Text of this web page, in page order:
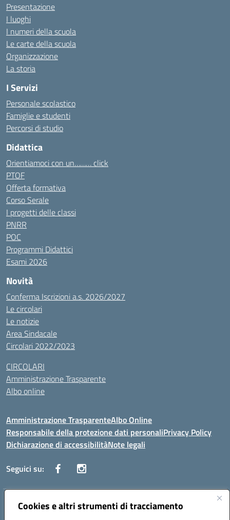
Cookies e altri strumenti di tracciamento
Presentazione
I luoghi
I numeri della scuola
Le carte della scuola
Organizzazione
La storia
I Servizi
Personale scolastico
Famiglie e studenti
Percorsi di studio
Didattica
Orientiamoci con un……… click
PTOF
Offerta formativa
Corso Serale
I progetti delle classi
PNRR
POC
Programmi Didattici
Esami 2026
Novità
Conferma Iscrizioni a.s. 2026/2027
Le circolari
Le notizie
Area Sindacale
Circolari 2022/2023
CIRCOLARI
Amministrazione Trasparente
Albo online
Amministrazione TrasparenteAlbo Online
Responsabile della protezione dati personaliPrivacy Policy
Dichiarazione di accessibilitàNote legali
Seguici su:
Indirizzo:Corso Vittorio Emanuele, 27 90133 - Palermo